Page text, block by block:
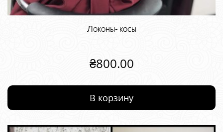
Локоны- косы
₴800.00
В корзину